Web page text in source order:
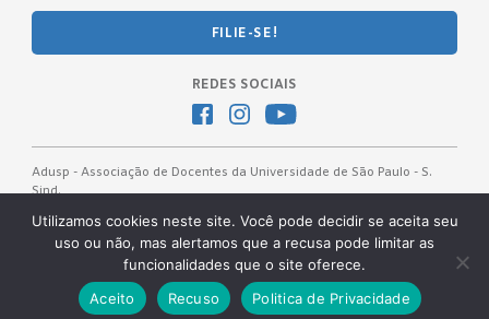
FILIE-SE!
REDES SOCIAIS
Adusp - Associação de Docentes da Universidade de São Paulo - S.
Sind.
Av. Prof. Almeida Prado, 1366 - São Paulo, SP - CEP 05508-070
Telefones: (11) 3091-4465 / 66 ● (11) 3813-5573 ● (11) 3815-9245 ●
(11) 3814-1715 ● (11) 3032-5950
Desenvolvido pelaOKN Group.
Utilizamos cookies neste site. Você pode decidir se aceita seu
uso ou não, mas alertamos que a recusa pode limitar as
funcionalidades que o site oferece.
Aceito
Recuso Politica de Privacidade